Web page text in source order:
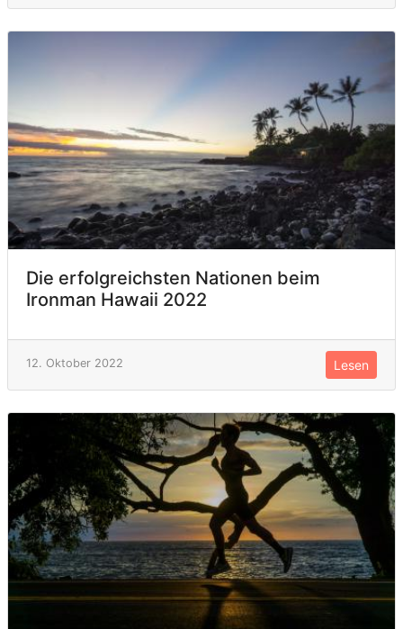
Die erfolgreichsten Nationen beim
Ironman Hawaii 2022
12. Oktober 2022 Lesen